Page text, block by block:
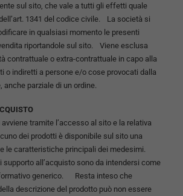
sul sito, che vale a tutti gli effetti quale
1341 del codice civile. La società si
in qualsiasi momento le presenti
riportandole sul sito. Viene esclusa
contrattuale o extra-contrattuale in capo alla
o indiretti a persone e/o cose provocati dalla
parziale di un ordine.
tramite l’accesso al sito e la relativa
dei prodotti è disponibile sul sito una
le caratteristiche principali dei medesimi.
supporto all’acquisto sono da intendersi come
generico. Resta inteso che
descrizione del prodotto può non essere